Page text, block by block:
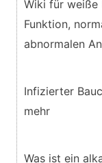
Wiki für weiße
Funktion,
abnormalen
Infizierter
mehr
Was ist ein